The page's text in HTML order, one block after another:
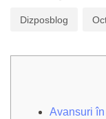
Dizposblog
Avansuri